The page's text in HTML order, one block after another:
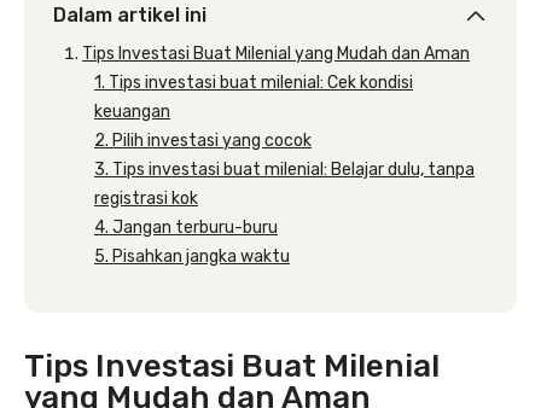
Dalam artikel ini
Tips Investasi Buat Milenial yang Mudah dan Aman
1. Tips investasi buat milenial: Cek kondisi
keuangan
2. Pilih investasi yang cocok
3. Tips investasi buat milenial: Belajar dulu, tanpa
registrasi kok
4. Jangan terburu-buru
5. Pisahkan jangka waktu
Tips Investasi Buat Milenial
yang Mudah dan Aman